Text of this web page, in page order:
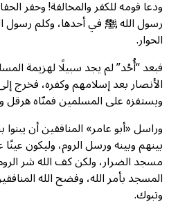
ودعا قومه للكفر والمخالفة! وحفر
رسول الله ﷺ في أحدها، وكلم رسول
الحوار.
فبعد “أُحُد” لم يجد سبيلًا لهزيمة
الأنصار بعد إسلامهم وكفره، فخرج
ويستفزه على المسلمين فمنّاه هرقل
وراسل «أبو عامر» المنافقين أن يبنوا
بينهم وبينه ورسل الروم، وليكون
مسجد الضرار، ولكن كف الله شر
المسجد بأمر الله، وفضح الله
وتبوك.